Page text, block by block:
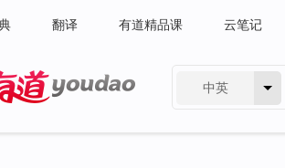
翻译 有道精品课 云笔记
中英